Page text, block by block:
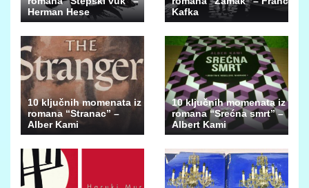
Herman Hese
Kafka
10 ključnih momenata iz
romana “Stranac” –
Alber Kami
10 ključnih momenata iz
romana “Srećna smrt” –
Albert Kami